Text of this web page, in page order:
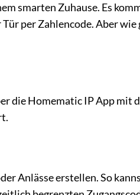
smarten Zuhause. Es
per Zahlencode. Aber
die Homematic IP App mit
Anlässe erstellen. So